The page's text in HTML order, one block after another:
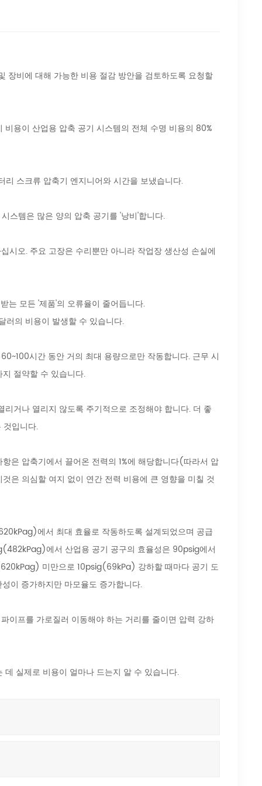
장비에 대해 가능한 비용 절감 방안을 검토하도록 요청할
용이 산업용 압축 공기 시스템의 전체 수명 비용의 80%
스크류 압축기 엔지니어와 시간을 보냈습니다.
스템은 많은 양의 압축 공기를 '낭비'합니다.
시오. 주요 고장은 수리뿐만 아니라 작업장 생산성 손실에
는 모든 '제품'의 오류율이 줄어듭니다.
러의 비용이 발생할 수 있습니다.
시간 동안 거의 최대 용량으로만 작동합니다. 근무 시
절약할 수 있습니다.
거나 열리지 않도록 주기적으로 조정해야 합니다. 더 좋
것입니다.
은 압축기에서 끌어온 전력의 1%에 해당합니다(따라서 압
은 의심할 여지 없이 연간 전력 비용에 큰 영향을 미칠 것
에서 최대 효율로 작동하도록 설계되었으며 공급
에서 산업용 공기 공구의 효율성은 90psig에서
미만으로 10psig(69kPa) 강하할 때마다 공기 도
이 증가하지만 마모율도 증가합니다.
이프를 가로질러 이동해야 하는 거리를 줄이면 압력 강하
실제로 비용이 얼마나 드는지 알 수 있습니다.